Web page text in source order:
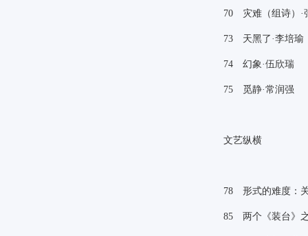
70 灾难（组诗）·
73 天黑了·李培瑜
74 幻象·伍欣瑞
75 觅静·常润强
文艺纵横
78 形式的难度：
85 两个《装台》